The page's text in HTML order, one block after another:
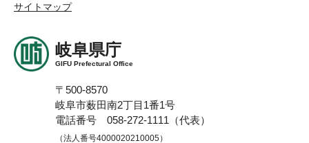
サイトマップ
岐阜県庁
GIFU Prefectural Office
〒500-8570
岐阜市薮田南2丁目1番1号
電話番号 058-272-1111（代表）
（法人番号4000020210005）